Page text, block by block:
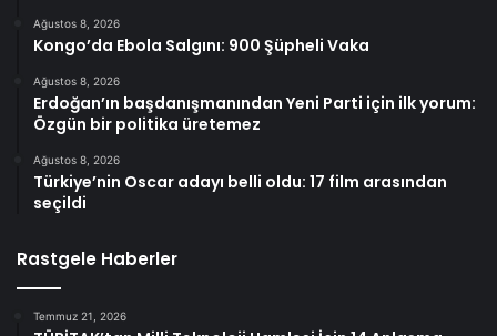
Ağustos 8, 2026
Kongo’da Ebola Salgını: 900 Şüpheli Vaka
Ağustos 8, 2026
Erdoğan’ın başdanışmanından Yeni Parti için ilk yorum:
Özgün bir politika üretemez
Ağustos 8, 2026
Türkiye’nin Oscar adayı belli oldu: 17 film arasından
seçildi
Rastgele Haberler
Temmuz 21, 2026